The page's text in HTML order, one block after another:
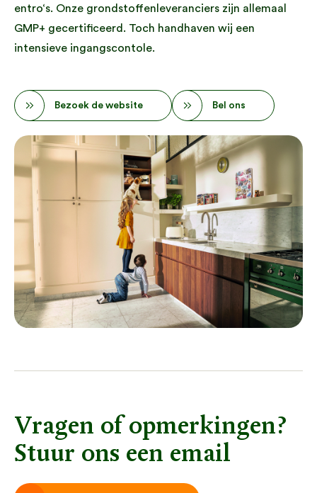
entro‘s. Onze grondstoffenleveranciers zijn allemaal
GMP+ gecertificeerd. Toch handhaven wij een
intensieve ingangscontole.
Bezoek de website Bel ons
Vragen of opmerkingen?
Stuur ons een email